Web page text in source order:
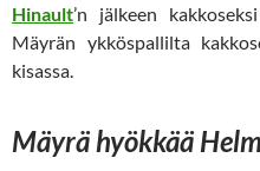
Hinault’n jälkeen
Mäyrän ykköspallilta
kisassa.
Mäyrä hyökkää